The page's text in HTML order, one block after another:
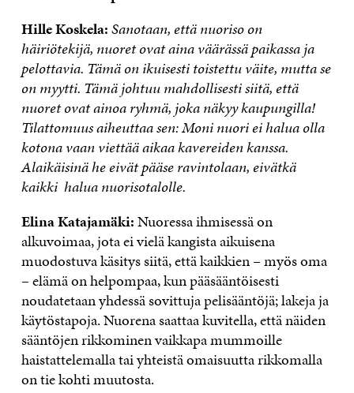
Hille Koskela:Sanotaan, että nuoriso on
häiriötekijä, nuoret ovat aina väärässä paikassa ja
pelottavia. Tämä on ikuisesti toistettu väite, mutta se
on myytti. Tämä johtuu mahdollisesti siitä, että
nuoret ovat ainoa ryhmä, joka näkyy kaupungilla!
Tilattomuus aiheuttaa sen: Moni nuori ei halua olla
kotona vaan viettää aikaa kavereiden kanssa.
Alaikäisinä he eivät pääse ravintolaan, eivätkä
kaikki halua nuorisotalolle.
Elina Katajamäki:Nuoressa ihmisessä on
alkuvoimaa, jota ei vielä kangista aikuisena
muodostuva käsitys siitä, että kaikkien – myös oma
– elämä on helpompaa, kun pääsääntöisesti
noudatetaan yhdessä sovittuja pelisääntöjä; lakeja ja
käytöstapoja. Nuorena saattaa kuvitella, että näiden
sääntöjen rikkominen vaikkapa mummoille
haistattelemalla tai yhteistä omaisuutta rikkomalla
on tie kohti muutosta.